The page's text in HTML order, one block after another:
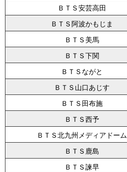
ＢＴＳ安芸高田
ＢＴＳ阿波かもじま
ＢＴＳ美馬
ＢＴＳ下関
ＢＴＳながと
ＢＴＳ山口あじす
ＢＴＳ田布施
ＢＴＳ西予
ＢＴＳ北九州メディアドーム
ＢＴＳ鹿島
ＢＴＳ諫早